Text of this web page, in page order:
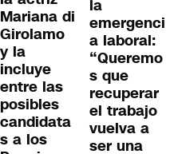
Mariana di
Girolamo
y la
incluye
entre las
posibles
candidata
s a los
la
emergenci
a laboral:
“Queremo
s que
recuperar
el trabajo
vuelva a
ser una